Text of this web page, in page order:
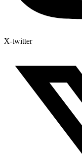
X-twitter